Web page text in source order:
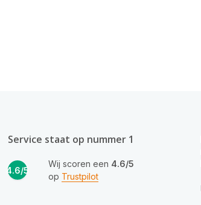
Service staat op nummer 1
4.6/5
Wij scoren een 4.6/5
op Trustpilot